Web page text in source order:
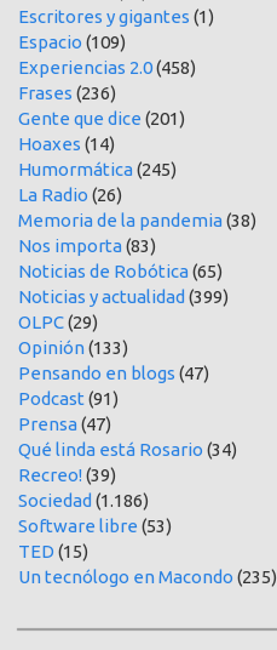
Escritores y gigantes (1)
Espacio (109)
Experiencias 2.0(458)
Frases (236)
Gente que dice (201)
Hoaxes (14)
Humormática(245)
La Radio (26)
Memoria de la pandemia(38)
Nos importa(83)
Noticias de Robótica(65)
Noticias y actualidad (399)
OLPC(29)
Opinión(133)
Pensando en blogs (47)
Podcast (91)
Prensa(47)
Qué linda está Rosario (34)
Recreo!(39)
Sociedad (1.186)
Software libre (53)
TED (15)
Un tecnólogo en Macondo (235)